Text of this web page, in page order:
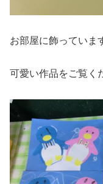
お部屋に飾っていま
可愛い作品をご覧く